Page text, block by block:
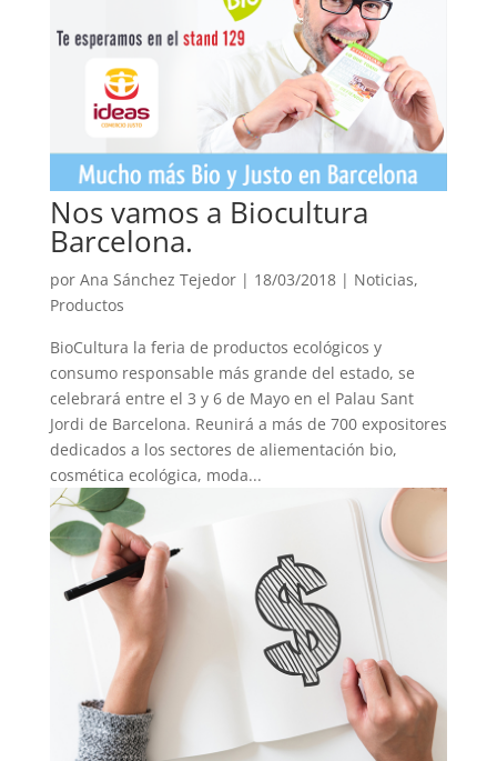
Nos vamos a Biocultura
Barcelona.
por Ana Sánchez Tejedor| 18/03/2018 | Noticias,
Productos
BioCultura la feria de productos ecológicos y
consumo responsable más grande del estado, se
celebrará entre el 3 y 6 de Mayo en el Palau Sant
Jordi de Barcelona. Reunirá a más de 700 expositores
dedicados a los sectores de aliementación bio,
cosmética ecológica, moda...